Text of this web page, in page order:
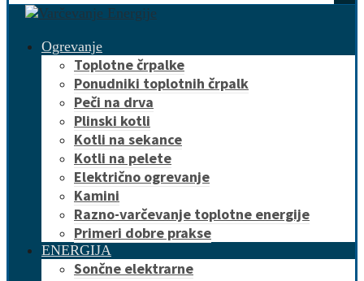
Ogrevanje
Toplotne črpalke
Ponudniki toplotnih črpalk
Peči na drva
Plinski kotli
Kotli na sekance
Kotli na pelete
Električno ogrevanje
Kamini
Razno-varčevanje toplotne energije
Primeri dobre prakse
ENERGIJA
Sončne elektrarne